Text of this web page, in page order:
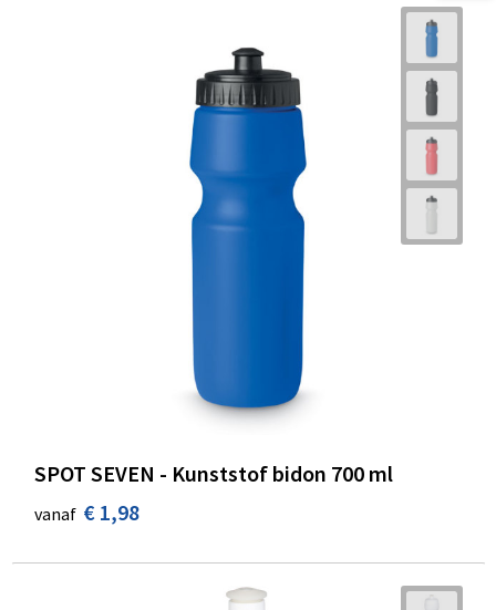
SPOT SEVEN - Kunststof bidon 700 ml
vanaf € 1,98